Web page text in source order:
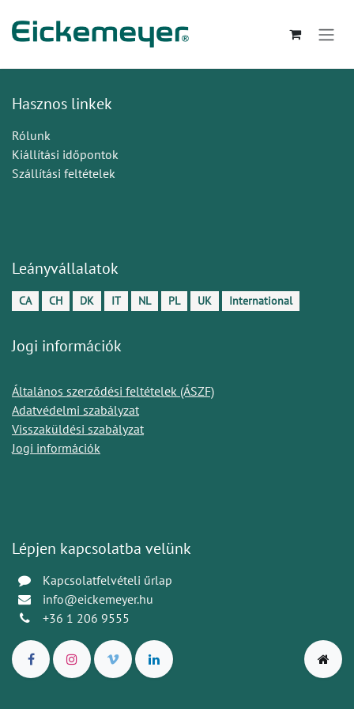
Hasznos linkek
Rólunk
Kiállítási időpontok
Szállítási feltételek
Leányvállalatok
CA CH DK IT NL PL UK International
Jogi információk
Általános szerződési feltételek (ÁSZF)
Adatvédelmi szabályzat
Visszaküldési szabályzat
Jogi információk
Lépjen kapcsolatba velünk
Kapcsolatfelvételi űrlap
info@eickemeyer.hu
+36 1 206 9555